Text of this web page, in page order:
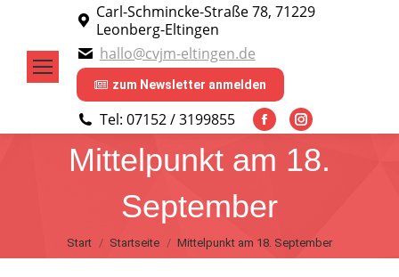
Carl-Schmincke-Straße 78, 71229
Leonberg-Eltingen
hallo@cvjm-eltingen.de
zum Newsletter anmelden
Tel: 07152 / 3199855
Facebook
page
opens
in
new
window
Instagram
page
opens
window
Mittelpunkt am 18.
September
Sie befinden sich hier:
Start Startseite Mittelpunkt am 18. September